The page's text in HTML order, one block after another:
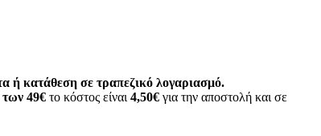
ή κατάθεση σε τραπεζικό λογαριασμό.
των 49€ το κόστος είναι 4,50€ για την αποστολή και σε